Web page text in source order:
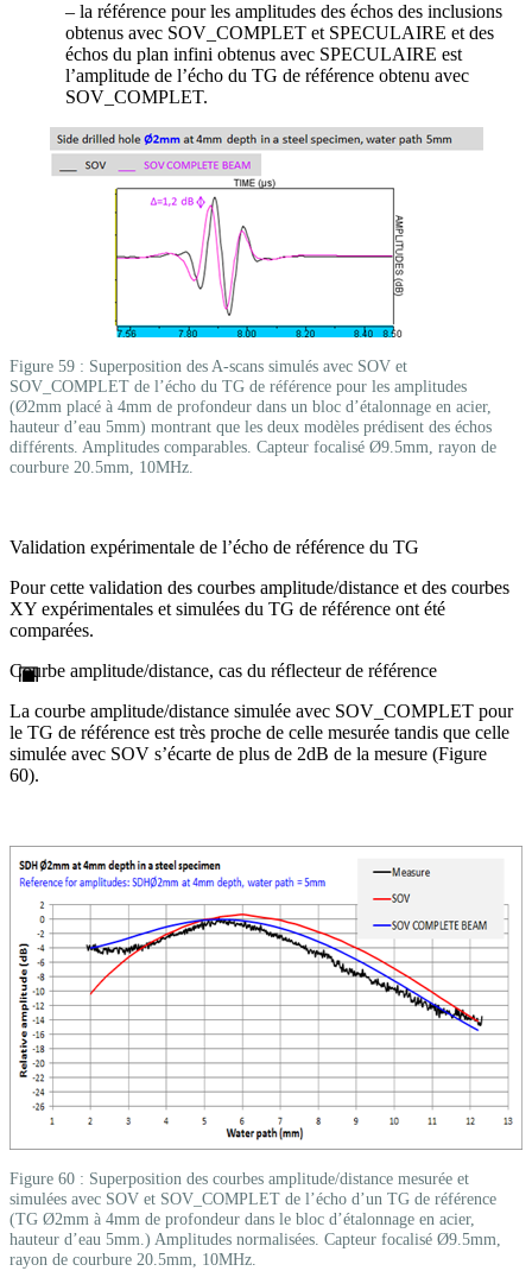
– la référence pour les amplitudes des échos des inclusions
obtenus avec SOV_COMPLET et SPECULAIRE et des
échos du plan infini obtenus avec SPECULAIRE est
l’amplitude de l’écho du TG de référence obtenu avec
SOV_COMPLET.
Figure 59 : Superposition des A-scans simulés avec SOV et
SOV_COMPLET de l’écho du TG de référence pour les amplitudes
(Ø2mm placé à 4mm de profondeur dans un bloc d’étalonnage en acier,
hauteur d’eau 5mm) montrant que les deux modèles prédisent des échos
différents. Amplitudes comparables. Capteur focalisé Ø9.5mm, rayon de
courbure 20.5mm, 10MHz.
Validation expérimentale de l’écho de référence du TG
Pour cette validation des courbes amplitude/distance et des courbes
XY expérimentales et simulées du TG de référence ont été
comparées.
Courbe amplitude/distance, cas du réflecteur de référence
La courbe amplitude/distance simulée avec SOV_COMPLET pour
le TG de référence est très proche de celle mesurée tandis que celle
simulée avec SOV s’écarte de plus de 2dB de la mesure (Figure
60).
Figure 60 : Superposition des courbes amplitude/distance mesurée et
simulées avec SOV et SOV_COMPLET de l’écho d’un TG de référence
(TG Ø2mm à 4mm de profondeur dans le bloc d’étalonnage en acier,
hauteur d’eau 5mm.) Amplitudes normalisées. Capteur focalisé Ø9.5mm,
rayon de courbure 20.5mm, 10MHz.